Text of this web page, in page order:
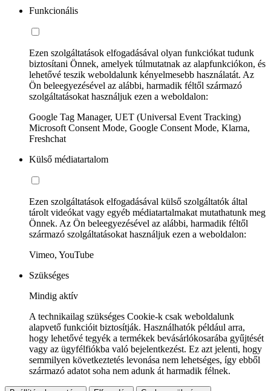
Funkcionális
Ezen szolgáltatások elfogadásával olyan funkciókat tudunk
biztosítani Önnek, amelyek túlmutatnak az alapfunkciókon, és
lehetővé teszik weboldalunk kényelmesebb használatát. Az
Ön beleegyezésével az alábbi, harmadik féltől származó
szolgáltatásokat használjuk ezen a weboldalon:
Google Tag Manager, UET (Universal Event Tracking)
Microsoft Consent Mode, Google Consent Mode, Klarna,
Freshchat
Külső médiatartalom
Ezen szolgáltatások elfogadásával külső szolgáltatók által
tárolt videókat vagy egyéb médiatartalmakat mutathatunk meg
Önnek. Az Ön beleegyezésével az alábbi, harmadik féltől
származó szolgáltatásokat használjuk ezen a weboldalon:
Vimeo, YouTube
Szükséges
Mindig aktív
A technikailag szükséges Cookie-k csak weboldalunk
alapvető funkcióit biztosítják. Használhatók például arra,
hogy lehetővé tegyék a termékek bevásárlókosarába gyűjtését
vagy az ügyfélfiókba való bejelentkezést. Ez azt jelenti, hogy
semmilyen következtetés levonása nem lehetséges, így ebből
származó adatot soha nem adunk át harmadik félnek.